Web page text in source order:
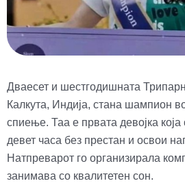
Дваесет и шестгодишната
Калкута, Индија, стана шампион
спиење. Таа е првата девојка
девет часа без престан и освои
Натпреварот го организирала
занимава со квалитетен сон.